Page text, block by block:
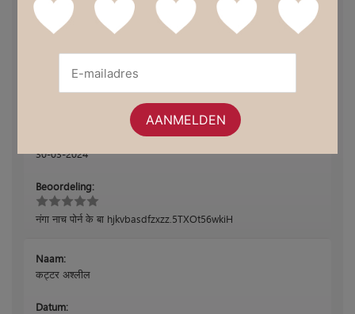
Beoordeling:
Naam:
30-03-2024
Beoordeling:
नंगा नाच पोर्न के बा hjkvbasdfzxzz.5TXOt56wkiH
Naam:
कट्टर अश्लील
Datum: